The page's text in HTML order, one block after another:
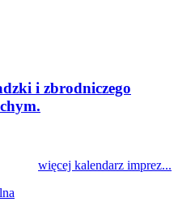
i zbrodniczego
więcej kalendarz imprez...